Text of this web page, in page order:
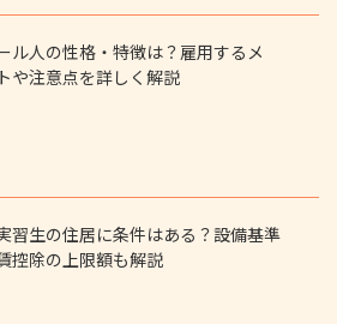
ル人の性格・特徴は？雇用するメ
や注意点を詳しく解説
習生の住居に条件はある？設備基準
控除の上限額も解説